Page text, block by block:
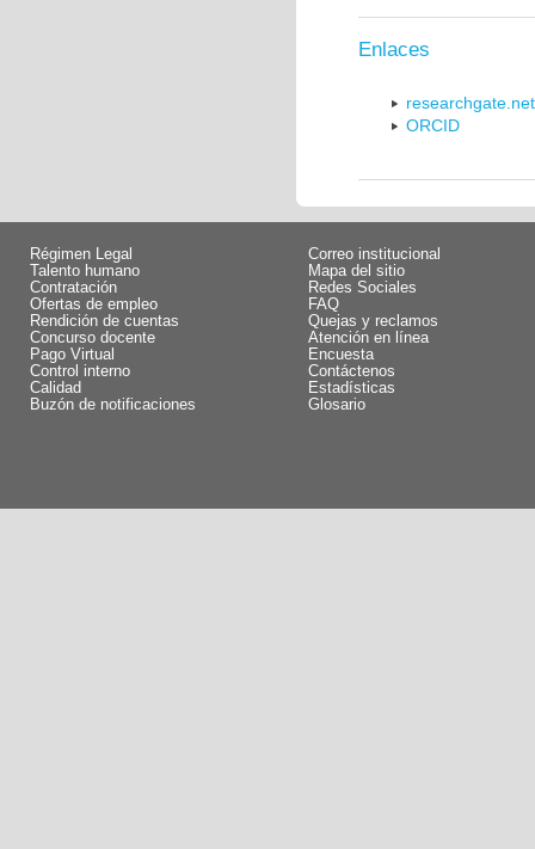
Enlaces
researchgate.net
ORCID
Régimen Legal
Talento humano
Contratación
Ofertas de empleo
Rendición de cuentas
Concurso docente
Pago Virtual
Control interno
Calidad
Buzón de notificaciones
Correo institucional
Mapa del sitio
Redes Sociales
FAQ
Quejas y reclamos
Atención en línea
Encuesta
Contáctenos
Estadísticas
Glosario